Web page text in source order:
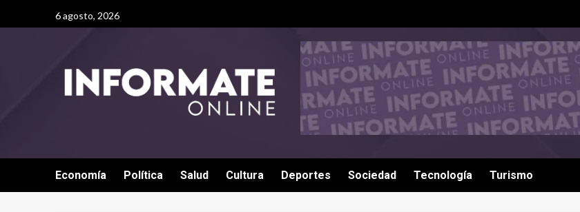
6 agosto, 2026
Economía Política Salud Cultura Deportes Sociedad Tecnología Turismo